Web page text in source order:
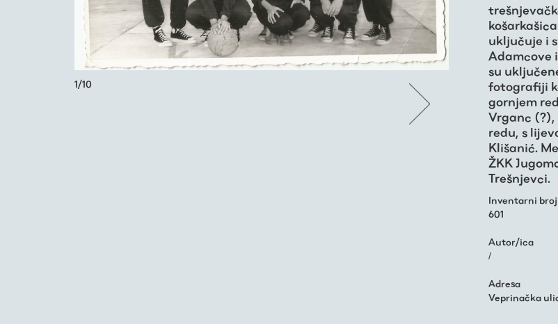
1/10
uključuje i
Adamcove
su
fotografiji
gornjem
Vrganc (?),
redu, s
Klišanić.
ŽKK
Trešnjevci.
Inventarni broj
601
Autor/ica
/
Adresa
Veprinačka